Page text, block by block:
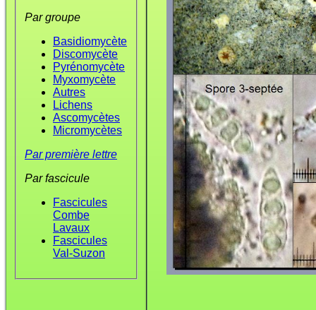
Par groupe
Basidiomycète
Discomycète
Pyrénomycète
Myxomycète
Autres
Lichens
Ascomycètes
Micromycètes
Par première lettre
Par fascicule
Fascicules
Combe
Lavaux
Fascicules
Val-Suzon